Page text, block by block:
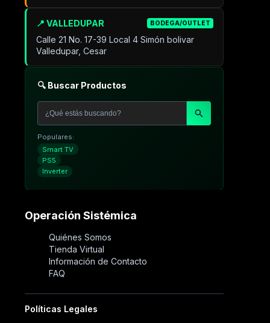
📍 VALLEDUPAR BODEGA/OUTLET
Calle 21 No. 17-39 Local 4 Simón bolivar
Valledupar, Cesar
🔍 Buscar Productos
Populares:
Smart TV
PS5
Inverter
Operación Sistémica
Quiénes Somos
Tienda Virtual
Información de Contacto
FAQ
Políticas Legales